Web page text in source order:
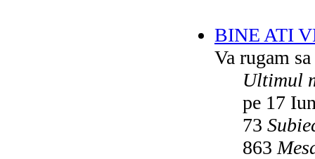
BINE ATI
Va rugam
Ultimul
pe 17
73
863